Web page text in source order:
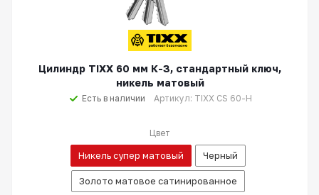
Цилиндр TIXX 60 мм К-З, стандартный ключ,
никель матовый
Есть в наличии Артикул: TIXX CS 60-H
Цвет
Никель супер матовый Черный
Золото матовое сатинированное